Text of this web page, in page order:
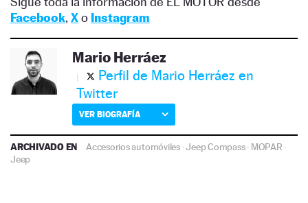
Facebook, Xo Instagram
Mario Herráez
Perfil de Mario Herráez en
Twitter
VER BIOGRAFÍA
ARCHIVADO EN Accesorios automóviles·Jeep Compass· MOPAR ·
Jeep